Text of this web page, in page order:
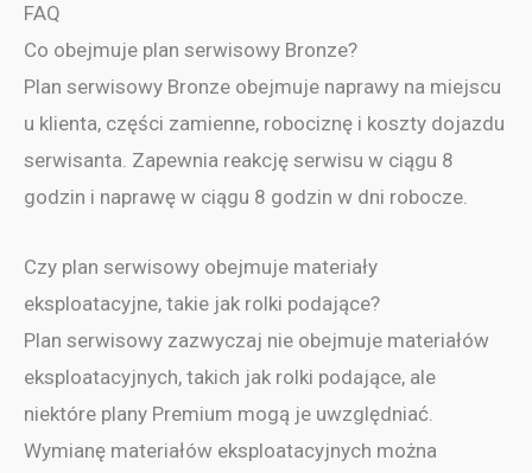
FAQ
Co obejmuje plan serwisowy Bronze?
Plan serwisowy Bronze obejmuje naprawy na miejscu
u klienta, części zamienne, robociznę i koszty dojazdu
serwisanta. Zapewnia reakcję serwisu w ciągu 8
godzin i naprawę w ciągu 8 godzin w dni robocze.
Czy plan serwisowy obejmuje materiały
eksploatacyjne, takie jak rolki podające?
Plan serwisowy zazwyczaj nie obejmuje materiałów
eksploatacyjnych, takich jak rolki podające, ale
niektóre plany Premium mogą je uwzględniać.
Wymianę materiałów eksploatacyjnych można